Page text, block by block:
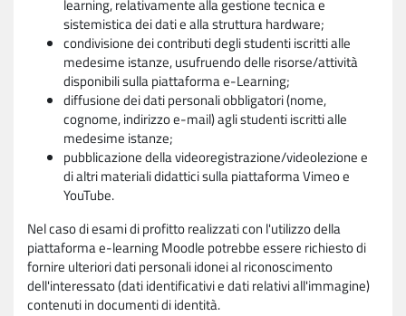
learning, relativamente alla gestione tecnica e
sistemistica dei dati e alla struttura hardware;
condivisione dei contributi degli studenti iscritti alle
medesime istanze, usufruendo delle risorse/attività
disponibili sulla piattaforma e-Learning;
diffusione dei dati personali obbligatori (nome,
cognome, indirizzo e-mail) agli studenti iscritti alle
medesime istanze;
pubblicazione della videoregistrazione/videolezione e
di altri materiali didattici sulla piattaforma Vimeo e
YouTube.
Nel caso di esami di profitto realizzati con l'utilizzo della
piattaforma e-learning Moodle potrebbe essere richiesto di
fornire ulteriori dati personali idonei al riconoscimento
dell'interessato (dati identificativi e dati relativi all'immagine)
contenuti in documenti di identità.